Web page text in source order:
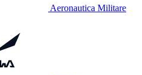
Aeronautica Militare